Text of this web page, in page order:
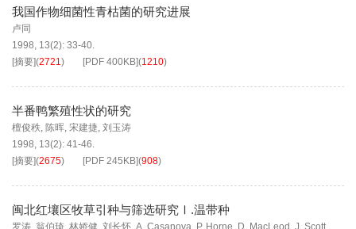
我国作物细菌性青枯菌的研究进展
卢同
1998, 13(2): 33-40.
[摘要](2721) [PDF 400KB](1210)
半番鸭繁殖性状的研究
檀俊秩, 陈晖, 宋建捷, 刘玉涛
1998, 13(2): 41-46.
[摘要](2675) [PDF 245KB](908)
闽北红壤区牧草引种与筛选研究Ⅰ.温带种
罗涛, 翁伯琦, 林娇健, 刘长怀, A. Casanova, P. Horne, D. MacLeod , J. Scott